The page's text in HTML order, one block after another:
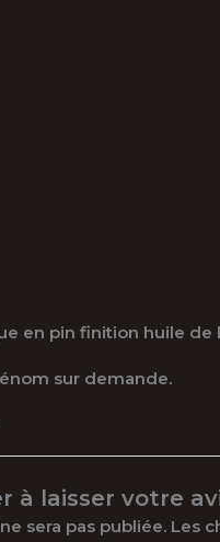
en pin finition huile de
sur demande.
à laisser votre
sera pas publiée. Les